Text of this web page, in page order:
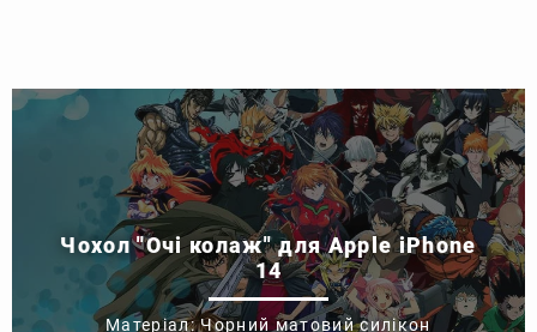
Чохол "Очі колаж" для Apple iPhone
14
Матеріал: Чорний матовий силікон